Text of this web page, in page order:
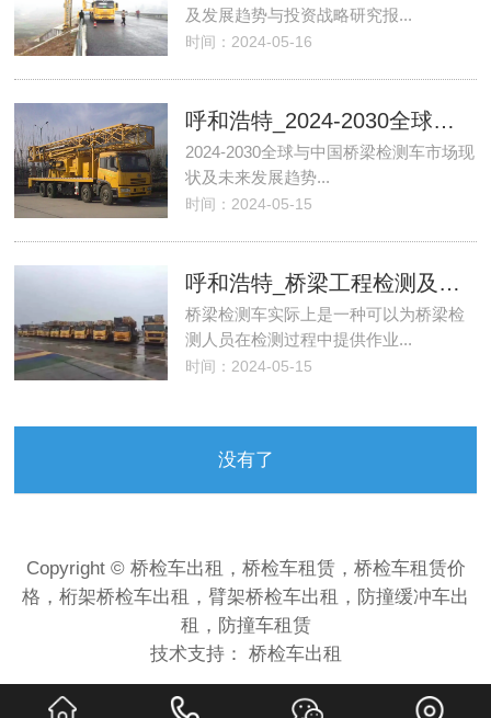
及发展趋势与投资战略研究报...
时间：2024-05-16
呼和浩特_2024-2030全球与中国桥梁检测车市场现状及未来发展趋势
2024-2030全球与中国桥梁检测车市场现
状及未来发展趋势...
时间：2024-05-15
呼和浩特_桥梁工程检测及维修所使用的桥梁检测车（种类及详细介绍）
桥梁检测车实际上是一种可以为桥梁检
测人员在检测过程中提供作业...
时间：2024-05-15
没有了
Copyright © 桥检车出租，桥检车租赁，桥检车租赁价
格，桁架桥检车出租，臂架桥检车出租，防撞缓冲车出
租，防撞车租赁
技术支持： 桥检车出租